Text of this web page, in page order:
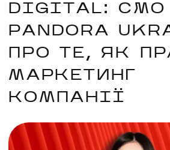
DIGITAL: CMO
PANDORA
ПРО ТЕ, ЯК
МАРКЕТИНГ
КОМПАНІЇ